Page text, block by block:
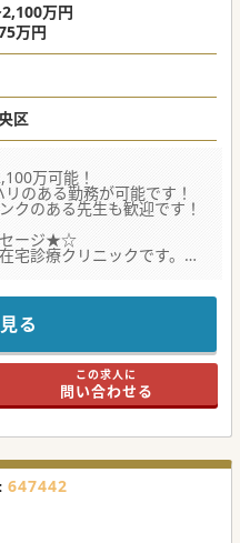
会に貢献する実感を深く得
万円
万円
央区
万可能！
のある勤務が可能です！
のある先生も歓迎です！
セージ★☆
宅診療クリニックです。
プ内で蓄積されたノウハウ
で、ドライバーと看護師が
環境です。
ので、QOLを求める先生に
ので、長岡や燕三条からの
、ストレス無く通勤できま
る
この求人に
問い合わせる
647442